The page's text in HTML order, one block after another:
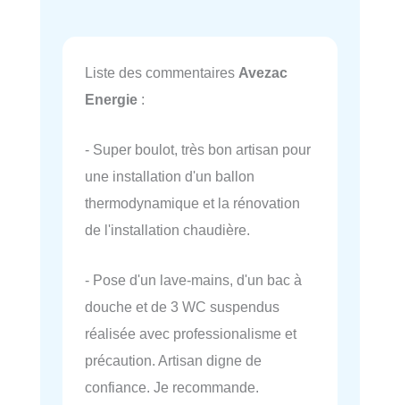
Liste des commentaires Avezac
Energie :
- Super boulot, très bon artisan pour
une installation d'un ballon
thermodynamique et la rénovation
de l'installation chaudière.
- Pose d'un lave-mains, d'un bac à
douche et de 3 WC suspendus
réalisée avec professionalisme et
précaution. Artisan digne de
confiance. Je recommande.